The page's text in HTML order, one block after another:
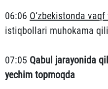
06:06 O‘zbekistonda
istiqbollari muhokama
07:05 Qabul jarayonida
yechim topmoqda